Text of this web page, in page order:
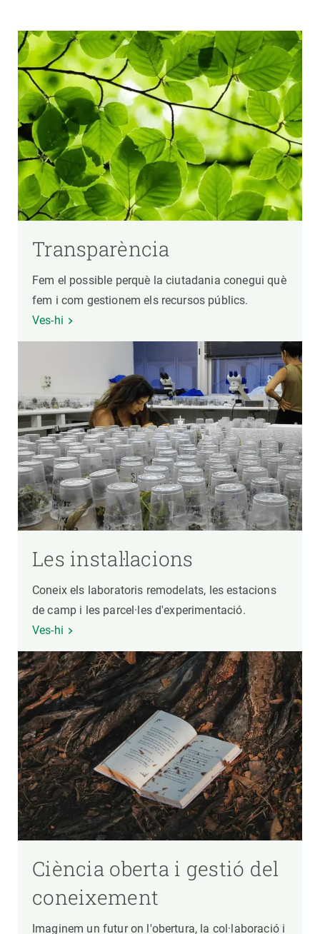
Transparència
Fem el possible perquè la ciutadania conegui què
fem i com gestionem els recursos públics.
Ves-hi
Les instal·lacions
Coneix els laboratoris remodelats, les estacions
de camp i les parcel·les d'experimentació.
Ves-hi
Ciència oberta i gestió del
coneixement
Imaginem un futur on l'obertura, la col·laboració i